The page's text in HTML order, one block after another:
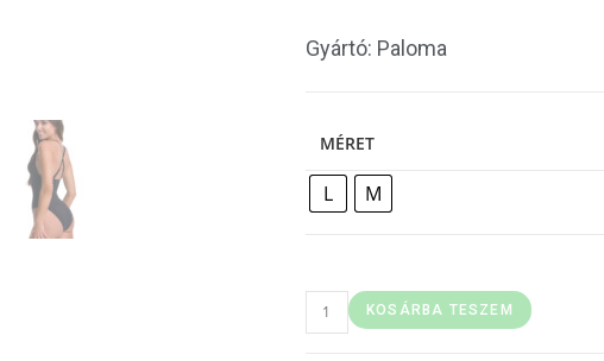
Gyártó: Paloma
MÉRET
L M
KOSÁRBA TESZEM